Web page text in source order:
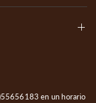
en un horario